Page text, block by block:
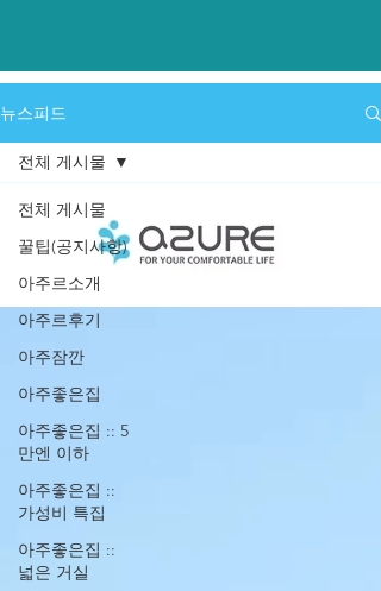
​뉴스피드
전체 게시물
꿀팁(공지사항)
아주르소개
아주르후기
아주잠깐
아주좋은집
아주좋은집 :: 5
만엔 이하
아주좋은집 ::
가성비 특집
아주좋은집 ::
넓은 거실
전체 게시물